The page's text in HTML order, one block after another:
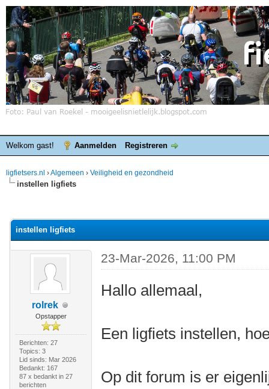
Welkom gast! Aanmelden Registreren
ligfietsers.nl ›Algemeen › Veiligheid en gezondheid
instellen ligfiets
instellen ligfiets
rolrek
Opstapper
Berichten: 27
Topics: 3
Lid sinds: Mar 2026
Bedankt: 167
87 x bedankt in 27
berichten
23-Mar-2026, 11:00 PM
Hallo allemaal,
Een ligfiets instellen,
Op dit forum is er